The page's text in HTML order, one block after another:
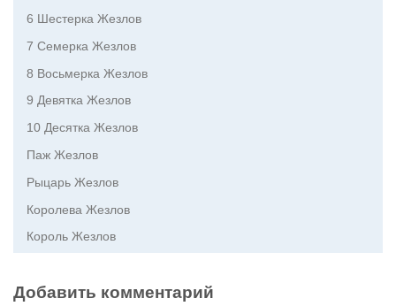
6 Шестерка Жезлов
7 Семерка Жезлов
8 Восьмерка Жезлов
9 Девятка Жезлов
10 Десятка Жезлов
Паж Жезлов
Рыцарь Жезлов
Королева Жезлов
Король Жезлов
Добавить комментарий